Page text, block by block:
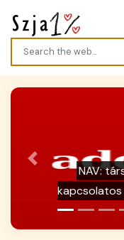
Galéria /
Previous